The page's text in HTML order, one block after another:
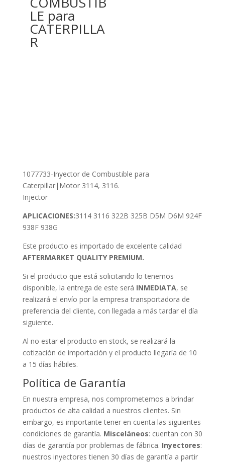
LE para
CATERPILLA
R
1077733-Inyector de Combustible para
Caterpillar|Motor 3114, 3116.
Injector
APLICACIONES:3114 3116 322B 325B D5M D6M 924F
938F 938G
Este producto es importado de excelente calidad
AFTERMARKET QUALITY PREMIUM.
Si el producto que está solicitando lo tenemos
disponible, la entrega de este será INMEDIATA, se
realizará el envío por la empresa transportadora de
preferencia del cliente, con llegada a más tardar el día
siguiente.
Al no estar el producto en stock, se realizará la
cotización de importación y el producto llegaría de 10
a 15 días hábiles.
Política de Garantía
En nuestra empresa, nos comprometemos a brindar
productos de alta calidad a nuestros clientes. Sin
embargo, es importante tener en cuenta las siguientes
condiciones de garantía. Misceláneos: cuentan con 30
días de garantía por problemas de fábrica. Inyectores:
nuestros inyectores tienen 30 días de garantía a partir